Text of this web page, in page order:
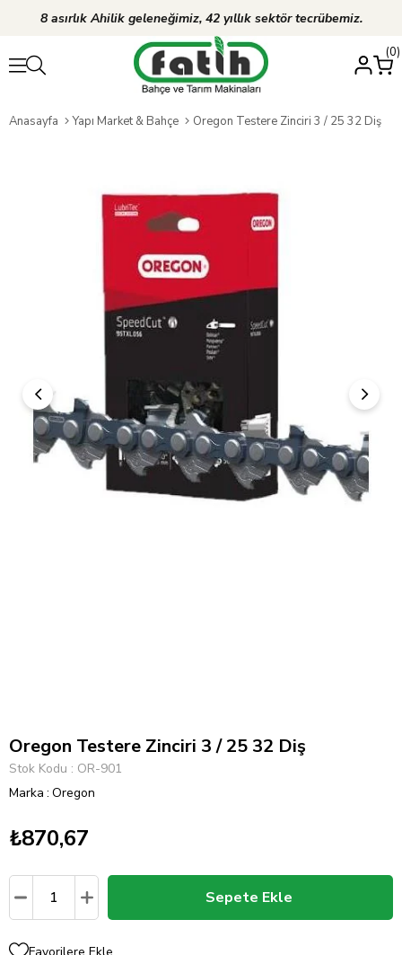
8 asırlık Ahilik geleneğimiz, 42 yıllık sektör tecrübemiz.
0
Anasayfa Yapı Market & Bahçe Oregon Testere Zinciri 3 / 25 32 Diş
Oregon Testere Zinciri 3 / 25 32 Diş
Stok Kodu
OR-901
Marka : Oregon
₺870,67
Favorilere Ekle